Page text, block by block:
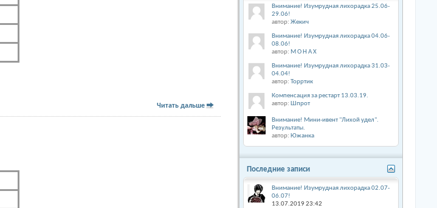
Читать дальше
Внимание! Изумрудная лихорадка 25.06-
29.06!
автор: Жекич
Внимание! Изумрудная лихорадка 04.06-
08.06!
автор: М О Н А Х
Внимание! Изумрудная лихорадка 31.03-
04.04!
автор: Торртик
Компенсация за рестарт 13.03.19.
автор: Шпрот
Внимание! Мини-ивент "Лихой удел".
Результаты.
автор: Южанка
Последние записи
Внимание! Изумрудная лихорадка 02.07-
06.07!
13.07.201923:42